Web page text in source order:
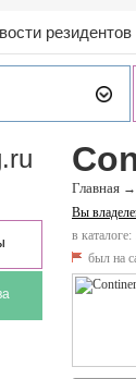
резидентов
Главная →
Вы
в
был на